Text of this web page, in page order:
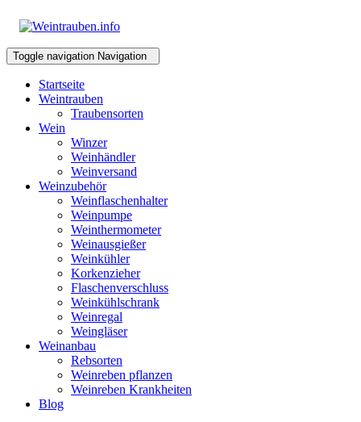
Toggle navigation Navigation
Startseite
Weintrauben
Traubensorten
Wein
Winzer
Weinhändler
Weinversand
Weinzubehör
Weinflaschenhalter
Weinpumpe
Weinthermometer
Weinausgießer
Weinkühler
Korkenzieher
Flaschenverschluss
Weinkühlschrank
Weinregal
Weingläser
Weinanbau
Rebsorten
Weinreben pflanzen
Weinreben Krankheiten
Blog